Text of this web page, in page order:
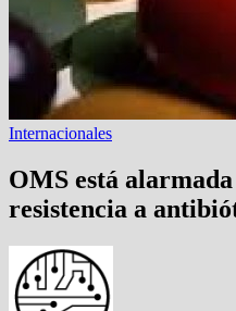
Internacionales
OMS está
resistencia a